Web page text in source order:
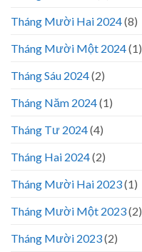
Tháng Mười Hai 2024(8)
Tháng Mười Một 2024(1)
Tháng Sáu 2024(2)
Tháng Năm 2024(1)
Tháng Tư 2024(4)
Tháng Hai 2024(2)
Tháng Mười Hai 2023(1)
Tháng Mười Một 2023(2)
Tháng Mười 2023(2)